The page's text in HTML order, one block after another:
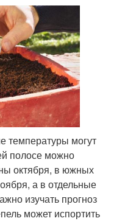
температуры могут
полосе можно
октября, в южных
а в отдельные
изучать прогноз
может испортить